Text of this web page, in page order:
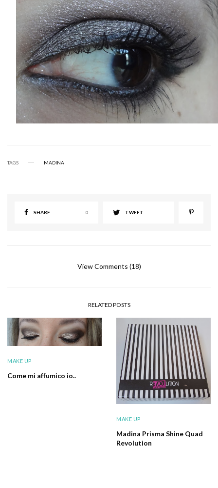
TAGS MADINA
SHARE 0 TWEET
View Comments (18)
RELATED POSTS
MAKE UP
Come mi affumico io..
MAKE UP
Madina Prisma Shine Quad
Revolution